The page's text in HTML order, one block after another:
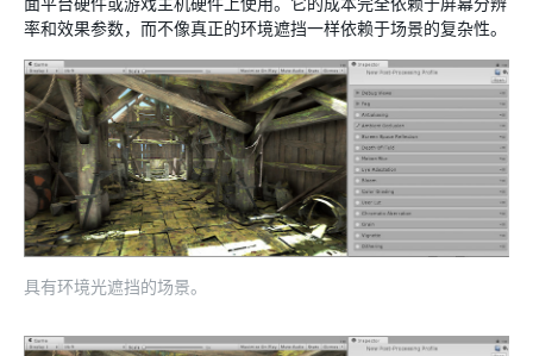
率和效果参数，而不像真正的环境遮挡一样依赖于场景的复杂性。
具有环境光遮挡的场景。